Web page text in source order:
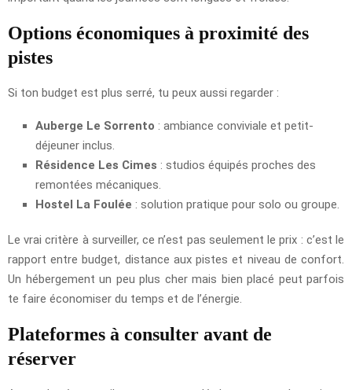
Options économiques à proximité des
pistes
Si ton budget est plus serré, tu peux aussi regarder :
Auberge Le Sorrento : ambiance conviviale et petit-
déjeuner inclus.
Résidence Les Cimes : studios équipés proches des
remontées mécaniques.
Hostel La Foulée : solution pratique pour solo ou groupe.
Le vrai critère à surveiller, ce n’est pas seulement le prix : c’est le
rapport entre budget, distance aux pistes et niveau de confort.
Un hébergement un peu plus cher mais bien placé peut parfois
te faire économiser du temps et de l’énergie.
Plateformes à consulter avant de
réserver